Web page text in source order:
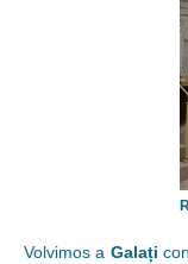
Volvimos a Galați